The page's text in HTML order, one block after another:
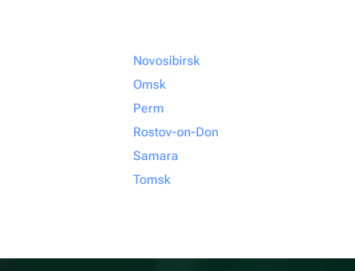
Novosibirsk
Omsk
Perm
Rostov-on-Don
Samara
Tomsk